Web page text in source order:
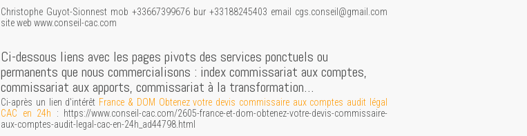
Christophe Guyot-Sionnest mob +33667399676 bur +33188245403 email cgs.conseil@gmail.com
site web www.conseil-cac.com
Ci-dessous liens avec les pages pivots des services ponctuels ou
permanents que nous commercialisons : index commissariat aux comptes,
commissariat aux apports, commissariat à la transformation…
Ci-après un lien d'intérêt France & DOM Obtenez votre devis commissaire aux comptes audit légal
CAC en 24h : https://www.conseil-cac.com/2605-france-et-dom-obtenez-votre-devis-commissaire-
aux-comptes-audit-legal-cac-en-24h_ad44798.html